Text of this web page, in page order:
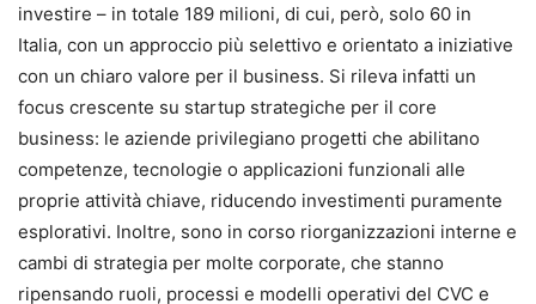
investire – in totale 189 milioni, di cui, però, solo 60 in
Italia, con un approccio più selettivo e orientato a iniziative
con un chiaro valore per il business. Si rileva infatti un
focus crescente su startup strategiche per il core
business: le aziende privilegiano progetti che abilitano
competenze, tecnologie o applicazioni funzionali alle
proprie attività chiave, riducendo investimenti puramente
esplorativi. Inoltre, sono in corso riorganizzazioni interne e
cambi di strategia per molte corporate, che stanno
ripensando ruoli, processi e modelli operativi del CVC e